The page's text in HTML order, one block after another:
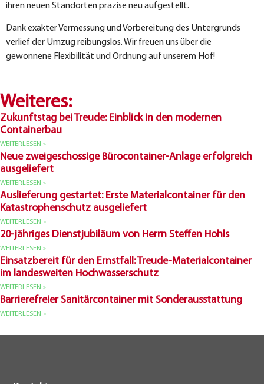
ihren neuen Standorten präzise neu aufgestellt.
Dank exakter Vermessung und Vorbereitung des Untergrunds
verlief der Umzug reibungslos. Wir freuen uns über die
gewonnene Flexibilität und Ordnung auf unserem Hof!
Weiteres:
Zukunftstag bei Treude: Einblick in den modernen
Containerbau
WEITERLESEN »
Neue zweigeschossige Bürocontainer-Anlage erfolgreich
ausgeliefert
WEITERLESEN »
Auslieferung gestartet: Erste Materialcontainer für den
Katastrophenschutz ausgeliefert
WEITERLESEN »
20-jähriges Dienstjubiläum von Herrn Steffen Hohls
WEITERLESEN »
Einsatzbereit für den Ernstfall: Treude-Materialcontainer
im landesweiten Hochwasserschutz
WEITERLESEN »
Barrierefreier Sanitärcontainer mit Sonderausstattung
WEITERLESEN »